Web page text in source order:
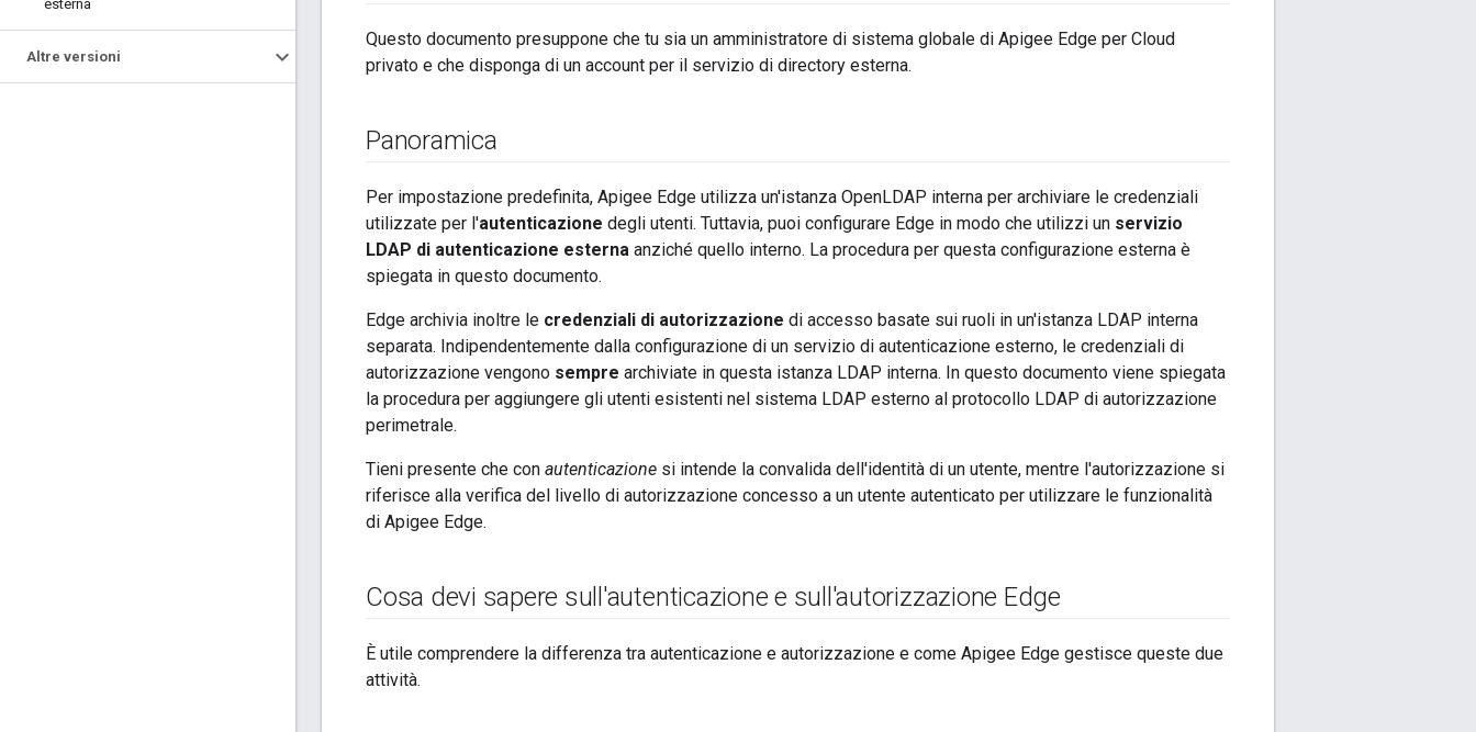
esterna
Altre versioni
Questo documento presuppone che tu sia un amministratore di sistema globale di Apigee Edge per Cloud
privato e che disponga di un account per il servizio di directory esterna.
Panoramica
Per impostazione predefinita, Apigee Edge utilizza un'istanza OpenLDAP interna per archiviare le credenziali
utilizzate per l'autenticazione degli utenti. Tuttavia, puoi configurare Edge in modo che utilizzi un servizio
LDAP di autenticazione esterna anziché quello interno. La procedura per questa configurazione esterna è
spiegata in questo documento.
Edge archivia inoltre le credenziali di autorizzazione di accesso basate sui ruoli in un'istanza LDAP interna
separata. Indipendentemente dalla configurazione di un servizio di autenticazione esterno, le credenziali di
autorizzazione vengono sempre archiviate in questa istanza LDAP interna. In questo documento viene spiegata
la procedura per aggiungere gli utenti esistenti nel sistema LDAP esterno al protocollo LDAP di autorizzazione
perimetrale.
Tieni presente che con autenticazione si intende la convalida dell'identità di un utente, mentre l'autorizzazione si
riferisce alla verifica del livello di autorizzazione concesso a un utente autenticato per utilizzare le funzionalità
di Apigee Edge.
Cosa devi sapere sull'autenticazione e sull'autorizzazione Edge
È utile comprendere la differenza tra autenticazione e autorizzazione e come Apigee Edge gestisce queste due
attività.